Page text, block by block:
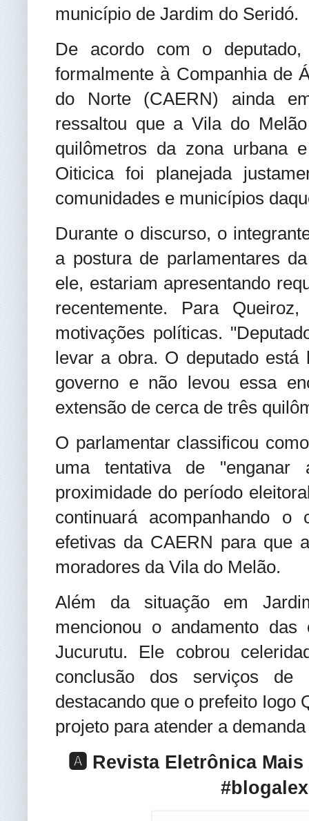
município de Jardim do Seridó.
De acordo com o
formalmente à Companhia de
do Norte (CAERN) ainda
ressaltou que a Vila do
quilômetros da zona urbana
Oiticica foi planejada
comunidades e municípios
Durante o discurso, o
a postura de parlamentares
ele, estariam apresentando
recentemente. Para
motivações políticas.
levar a obra. O deputado
governo e não levou essa
extensão de cerca de três
O parlamentar classificou
uma tentativa de
proximidade do período
continuará acompanhando o
efetivas da CAERN para que
moradores da Vila do Melão.
Além da situação em
mencionou o andamento
Jucurutu. Ele cobrou
conclusão dos serviços
destacando que o prefeito Iogo
projeto para atender a
🅰️ Revista Eletrônica